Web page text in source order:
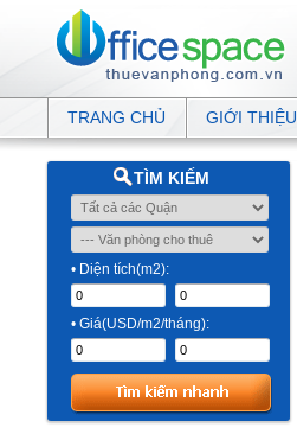
TRANG CHỦ GIỚI THIỆU
TÌM KIẾM
• Diện tích(m2):
• Giá(USD/m2/tháng):